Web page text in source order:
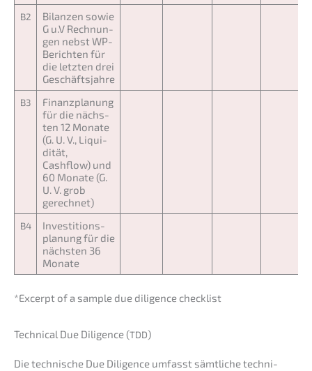
B2
Bilan­zen sowie
G u.V Rechnun­
gen nebst WP-
Berich­ten für
die letzten drei
Geschäftsjahre
B3
Finanz­pla­nung
für die nächs­
ten 12 Monate
(G. U. V., Liqui­
di­tät,
Cashflow) und
60 Monate (G.
U. V. grob
gerechnet)
B4
Inves­ti­ti­ons­
pla­nung für die
nächs­ten 36
Monate
*Excerpt of a sample due diligence checklist
Techni­cal Due Diligence (TDD)
Die techni­sche Due Diligence umfasst sämtli­che techni­